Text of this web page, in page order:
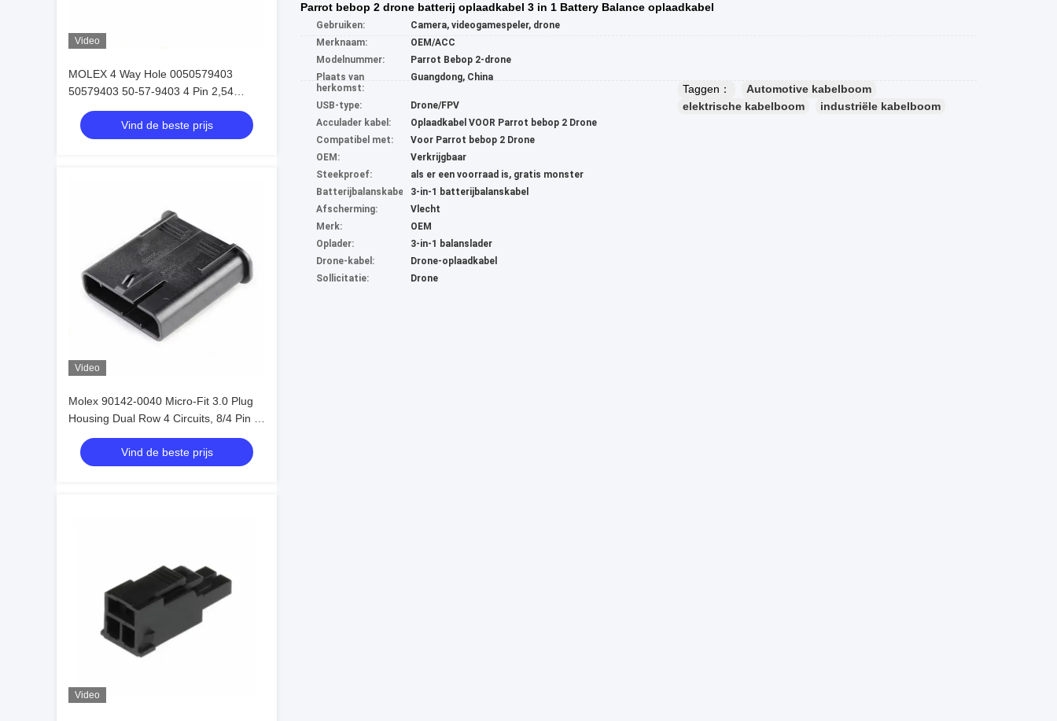
Video
MOLEX 4 Way Hole 0050579403
50579403 50-57-9403 4 Pin 2,54
Autoverbindingen
Vind de beste prijs
Video
Molex 90142-0040 Micro-Fit 3.0 Plug
Housing Dual Row 4 Circuits, 8/4 Pin 3
mm In voorraad 90142-0040
Vind de beste prijs
Video
Parrot bebop 2 drone batterij oplaadkabel 3 in 1 Battery Balance oplaadkabel
Gebruiken:
Camera, videogamespeler, drone
Merknaam:
OEM/ACC
Modelnummer:
Parrot Bebop 2-drone
Plaats van
herkomst:
Guangdong, China
USB-type:
Drone/FPV
Acculader kabel:
Oplaadkabel VOOR Parrot bebop 2 Drone
Compatibel met:
Voor Parrot bebop 2 Drone
OEM:
Verkrijgbaar
Steekproef:
als er een voorraad is, gratis monster
Batterijbalanskabel:
3-in-1 batterijbalanskabel
Afscherming:
Vlecht
Merk:
OEM
Oplader:
3-in-1 balanslader
Drone-kabel:
Drone-oplaadkabel
Sollicitatie:
Drone
Taggen：
Automotive kabelboom
elektrische kabelboom
industriële kabelboom